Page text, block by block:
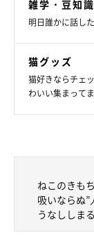
雑学・豆知識
明日誰かに話し
猫グッズ
猫好きならチェ
わいい集まって
ねこのきもち
吸いならぬ
うなししま